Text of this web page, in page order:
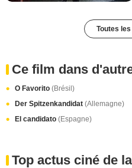
Toutes
Ce film dans
O Favorito (Brésil)
Der Spitzenkandidat (Allemagne)
El candidato (Espagne)
Top actus ciné de